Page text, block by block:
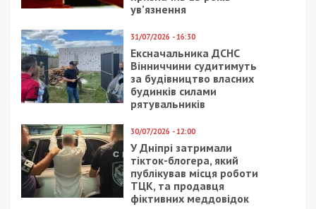
11/07/2019 - 15:20
Как голосовали
нардепы из Днепра за
отмену мажоритарной
системы
12/04/2024 - 13:00
Військовим на першій
лінії встановили
доплату 70 000
гривень